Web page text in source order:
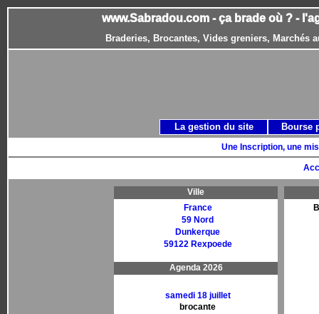
www.Sabradou.com - ça brade où ? -
Braderies, Brocantes, Vides greniers, Marchés
Une Inscription, une
Ville
France
59 Nord
Dunkerque
59122 Rexpoede
Agenda 2026
samedi 18 juillet
brocante
La gestion du site Bourse